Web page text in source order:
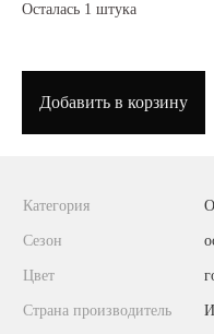
Осталась 1 штука
Добавить в корзину
Категория
Сезон
Цвет
Страна производитель